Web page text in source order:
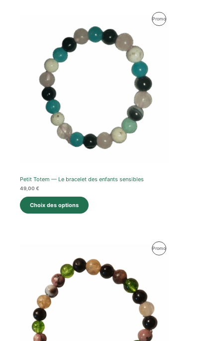
PromoProduit
Petit Totem — Le bracelet des enfants sensibles
49,00€
Choix des options
PromoProduit